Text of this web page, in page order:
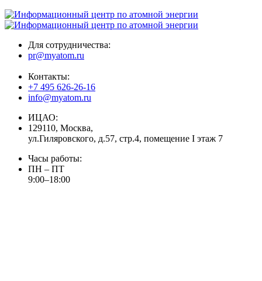
Для сотрудничества:
pr@myatom.ru
Контакты:
+7 495 626-26-16
info@myatom.ru
ИЦАО:
129110, Москва,
ул.Гиляровского, д.57, стр.4, помещение I этаж 7
Часы работы:
ПН – ПТ
9:00–18:00